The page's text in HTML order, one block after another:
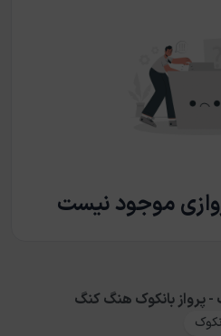
موجود نیست
پرواز بانکوک هنگ کنگ